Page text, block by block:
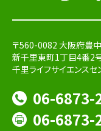
〒560-0082 大阪府豊
新千里東町1丁目4番2
千里ライフサイエンス
06-6873-
06-6873-